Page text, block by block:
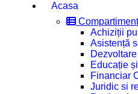
Acasa
Achiziții
Asistență
Educație
Financiar
Juridic si